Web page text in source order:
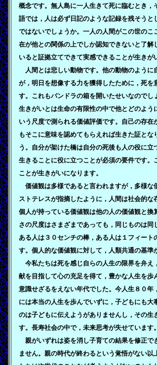
概念です。無人島に一人生きて死に臨むとき
語では，人は必ず日記のような記録を残そう
ではないでしょうか。一人の人間がこの世の
在が他との関係の上でしか認知できないと了
いると証拠立てできて実感できることが生きが
人間とは悲しい動物です。他の動物のように
が，明日を想像する力を獲得したために，死
す。これもパンドラの箱を開いたせいなのでし
生きがいとは生命の有限性の中で他とどのよ
いう尺度で測られる価値評価です。自己の存
もそこに意味を認めてもらえれば生きた証と
う。自分が架けた橋は自分の死後も人の役に
生きることに役に立つことが必須の要件です
ことが生きがいになります。
価値観は多様であると言われますが，多様な
ストテレスが指摘したように，人間は社会的
個人が持っている価値観は他の人の価値観と
さの尺度はさまざまであっても，同じものは
ある人は３０センチの棒，ある人は１フィー
す。個人的な価値観に対して，人類共通の基準
今私たちは死を感じ自らの人生の限界を弁え
献を目指して心の充足を得て，豊かな人生を
意識せざるをえない年代でした。今人生８０
には本当の人生を歩んでいずに，子どもにも
のは子どもに伝えようがありませんし，その
す。長寿社会の中で，未来思考が失せています。
親がいずれは姿を消し子育ての結果を修正で
ません。親の時代が終わるという覚悟がない